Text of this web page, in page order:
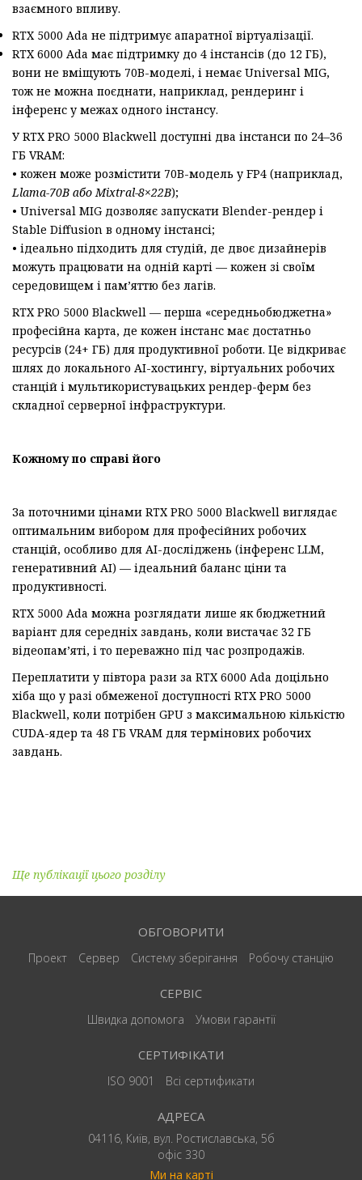
взаємного впливу.
RTX 5000 Ada не підтримує апаратної віртуалізації.
RTX 6000 Ada має підтримку до 4 інстансів (до 12 ГБ),
вони не вміщують 70B-моделі, і немає Universal MIG,
тож не можна поєднати, наприклад, рендеринг і
інференс у межах одного інстансу.
У RTX PRO 5000 Blackwell доступні два інстанси по 24–36
ГБ VRAM:
• кожен може розмістити 70B-модель у FP4 (наприклад,
Llama-70B абоMixtral-8×22B);
• Universal MIG дозволяє запускати Blender-рендер і
Stable Diffusion в одному інстансі;
• ідеально підходить для студій, де двоє дизайнерів
можуть працювати на одній карті — кожен зі своїм
середовищем і пам’яттю без лагів.
RTX PRO 5000 Blackwell — перша «середньобюджетна»
професійна карта, де кожен інстанс має достатньо
ресурсів (24+ ГБ) для продуктивної роботи. Це відкриває
шлях до локального AI-хостингу, віртуальних робочих
станцій і мультикористувацьких рендер-ферм без
складної серверної інфраструктури.
Кожному по справі його
За поточними цінами RTX PRO 5000 Blackwell виглядає
оптимальним вибором для професійних робочих
станцій, особливо для AI-досліджень (інференс LLM,
генеративний AI) — ідеальний баланс ціни та
продуктивності.
RTX 5000 Ada можна розглядати лише як бюджетний
варіант для середніх завдань, коли вистачає 32 ГБ
відеопам’яті, і то переважно під час розпродажів.
Переплатити у півтора рази за RTX 6000 Ada доцільно
хіба що у разі обмеженої доступності RTX PRO 5000
Blackwell, коли потрібен GPU з максимальною кількістю
CUDA-ядер та 48 ГБ VRAM для термінових робочих
завдань.
Ще публікації цього розділу
ОБГОВОРИТИ
Проект Сервер Систему зберігання Робочу станцію
СЕРВІС
Швидка допомога Умови гарантії
СЕРТИФІКАТИ
ISO 9001 Всі сертификати
АДРЕСА
04116, Київ, вул. Ростиславська, 5б
офіс 330
Ми на карті